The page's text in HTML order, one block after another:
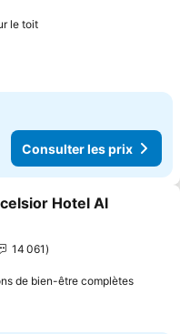
le toitConsulter les prix
Consulter les prix
à mes favoris
Hotel Al
prix
14 061
de bien-être complètes